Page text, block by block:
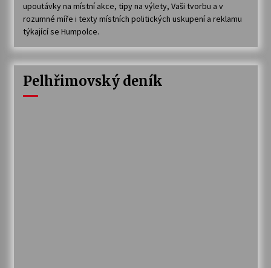
upoutávky na místní akce, tipy na výlety, Vaši tvorbu a v
rozumné míře i texty místních politických uskupení a reklamu
týkající se Humpolce.
Pelhřimovský deník